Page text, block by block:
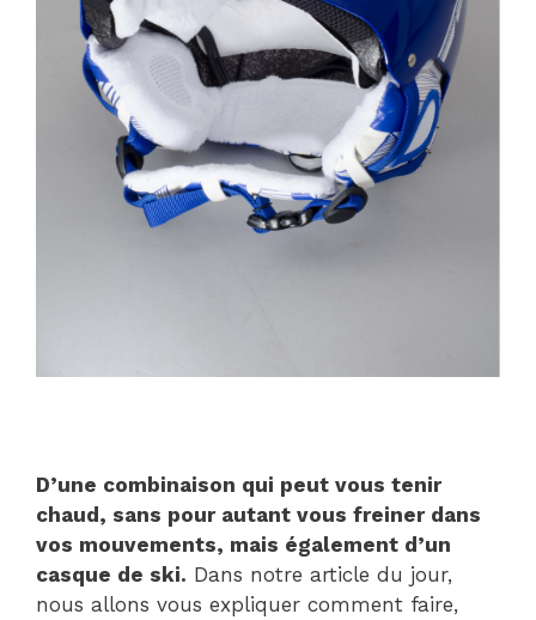
D’une combinaison qui peut vous tenir
chaud, sans pour autant vous freiner dans
vos mouvements, mais également d’un
casque de ski. Dans notre article du jour,
nous allons vous expliquer comment faire,